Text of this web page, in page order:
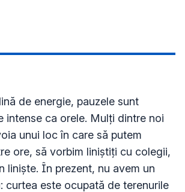
de energie, pauzele sunt
intense ca orele. Mulți dintre noi
unui loc în care să putem
ore, să vorbim liniștiți cu colegii,
liniște. În prezent, nu avem un
curtea este ocupată de terenurile